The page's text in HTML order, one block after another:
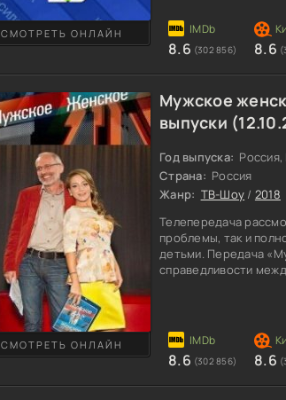
это на камеру.
съемку или
Детально будет
лиц. Каждое
СМОТРЕТЬ ОНЛАЙН
8.6 (302 856) 8.6
Мужское
выпуски
Год выпуска: Россия,
Страна: Россия
Жанр: ТВ-Шоу / 2018
Телепередача
проблемы, так и
детьми. Передача
справедливости
которые ждут
Спицевка в
безуспешно
СМОТРЕТЬ ОНЛАЙН
8.6 (302 856) 8.6